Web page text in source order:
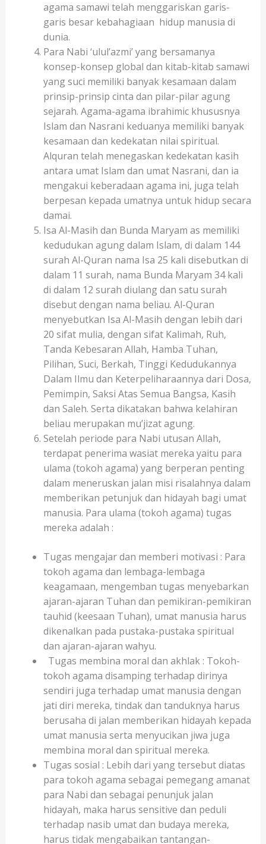
agama samawi telah menggariskan garis-
garis besar kebahagiaan hidup manusia di
dunia.
Para Nabi ‘ulul’azmi’ yang bersamanya
konsep-konsep global dan kitab-kitab samawi
yang suci memiliki banyak kesamaan dalam
prinsip-prinsip cinta dan pilar-pilar agung
sejarah. Agama-agama ibrahimic khususnya
Islam dan Nasrani keduanya memiliki banyak
kesamaan dan kedekatan nilai spiritual.
Alquran telah menegaskan kedekatan kasih
antara umat Islam dan umat Nasrani, dan ia
mengakui keberadaan agama ini, juga telah
berpesan kepada umatnya untuk hidup secara
damai.
Isa Al-Masih dan Bunda Maryam as memiliki
kedudukan agung dalam Islam, di dalam 144
surah Al-Quran nama Isa 25 kali disebutkan di
dalam 11 surah, nama Bunda Maryam 34 kali
di dalam 12 surah diulang dan satu surah
disebut dengan nama beliau. Al-Quran
menyebutkan Isa Al-Masih dengan lebih dari
20 sifat mulia, dengan sifat Kalimah, Ruh,
Tanda Kebesaran Allah, Hamba Tuhan,
Pilihan, Suci, Berkah, Tinggi Kedudukannya
Dalam Ilmu dan Keterpeliharaannya dari Dosa,
Pemimpin, Saksi Atas Semua Bangsa, Kasih
dan Saleh. Serta dikatakan bahwa kelahiran
beliau merupakan mu’jizat agung.
Setelah periode para Nabi utusan Allah,
terdapat penerima wasiat mereka yaitu para
ulama (tokoh agama) yang berperan penting
dalam meneruskan jalan misi risalahnya dalam
memberikan petunjuk dan hidayah bagi umat
manusia. Para ulama (tokoh agama) tugas
mereka adalah :
Tugas mengajar dan memberi motivasi : Para
tokoh agama dan lembaga-lembaga
keagamaan, mengemban tugas menyebarkan
ajaran-ajaran Tuhan dan pemikiran-pemikiran
tauhid (keesaan Tuhan), umat manusia harus
dikenalkan pada pustaka-pustaka spiritual
dan ajaran-ajaran wahyu.
Tugas membina moral dan akhlak : Tokoh-
tokoh agama disamping terhadap dirinya
sendiri juga terhadap umat manusia dengan
jati diri mereka, tindak dan tanduknya harus
berusaha di jalan memberikan hidayah kepada
umat manusia serta menyucikan jiwa juga
membina moral dan spiritual mereka.
Tugas sosial : Lebih dari yang tersebut diatas
para tokoh agama sebagai pemegang amanat
para Nabi dan sebagai penunjuk jalan
hidayah, maka harus sensitive dan peduli
terhadap nasib umat dan budaya mereka,
harus tidak mengabaikan tantangan-